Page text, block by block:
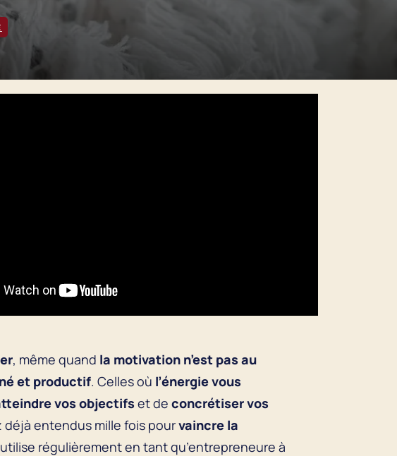
, même quand la motivation n’est pas au
et productif. Celles où l’énergie vous
vos objectifs et de concrétiser vos
déjà entendus mille fois pourvaincre la
régulièrement en tant qu’entrepreneure à